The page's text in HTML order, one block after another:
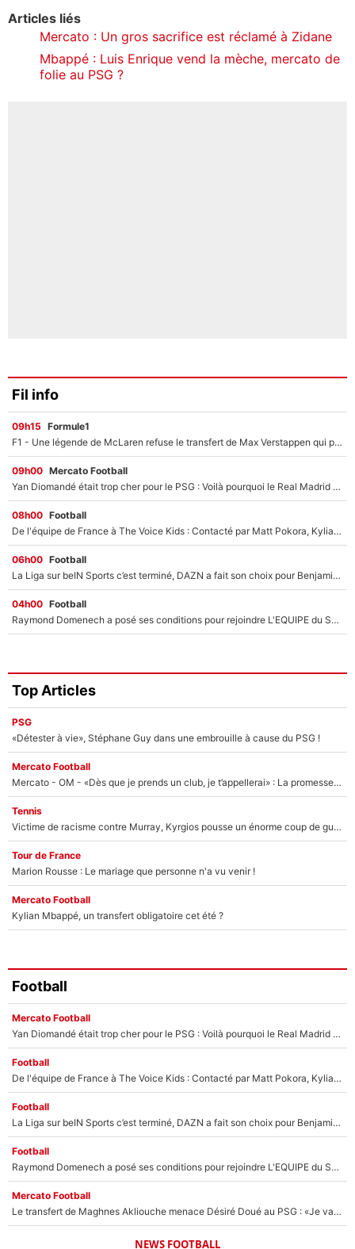
Articles liés
Mercato : Un gros sacrifice est réclamé à Zidane
Mbappé : Luis Enrique vend la mèche, mercato de
folie au PSG ?
Fil info
09h15 Formule1
F1 - Une légende de McLaren refuse le transfert de Max Verstappen qui pourrait «faire des vagues» et plomber l'ambiance dans l'équipe
09h00 Mercato Football
Yan Diomandé était trop cher pour le PSG : Voilà pourquoi le Real Madrid a accepté de payer la somme record de 140M€ pour boucler son transfert !
08h00 Football
De l'équipe de France à The Voice Kids : Contacté par Matt Pokora, Kylian Mbappé a accepté de jouer un rôle inédit sur TF1 !
06h00 Football
La Liga sur beIN Sports c’est terminé, DAZN a fait son choix pour Benjamin Da Silva et Omar Da Fonseca !
04h00 Football
Raymond Domenech a posé ses conditions pour rejoindre L'EQUIPE du Soir : Il refuse de faire l'émission avec un autre chroniqueur !
Top Articles
PSG
«Détester à vie», Stéphane Guy dans une embrouille à cause du PSG !
Mercato Football
Mercato - OM - «Dès que je prends un club, je t’appellerai» : La promesse de Marcelino au moment de claquer la porte
Tennis
Victime de racisme contre Murray, Kyrgios pousse un énorme coup de gueule !
Tour de France
Marion Rousse : Le mariage que personne n'a vu venir !
Mercato Football
Kylian Mbappé, un transfert obligatoire cet été ?
Football
Mercato Football
Yan Diomandé était trop cher pour le PSG : Voilà pourquoi le Real Madrid a accepté de payer la somme record de 140M€ pour boucler son transfert !
Football
De l'équipe de France à The Voice Kids : Contacté par Matt Pokora, Kylian Mbappé a accepté de jouer un rôle inédit sur TF1 !
Football
La Liga sur beIN Sports c’est terminé, DAZN a fait son choix pour Benjamin Da Silva et Omar Da Fonseca !
Football
Raymond Domenech a posé ses conditions pour rejoindre L'EQUIPE du Soir : Il refuse de faire l'émission avec un autre chroniqueur !
Mercato Football
Le transfert de Maghnes Akliouche menace Désiré Doué au PSG : «Je valide à 200%»
NEWS FOOTBALL